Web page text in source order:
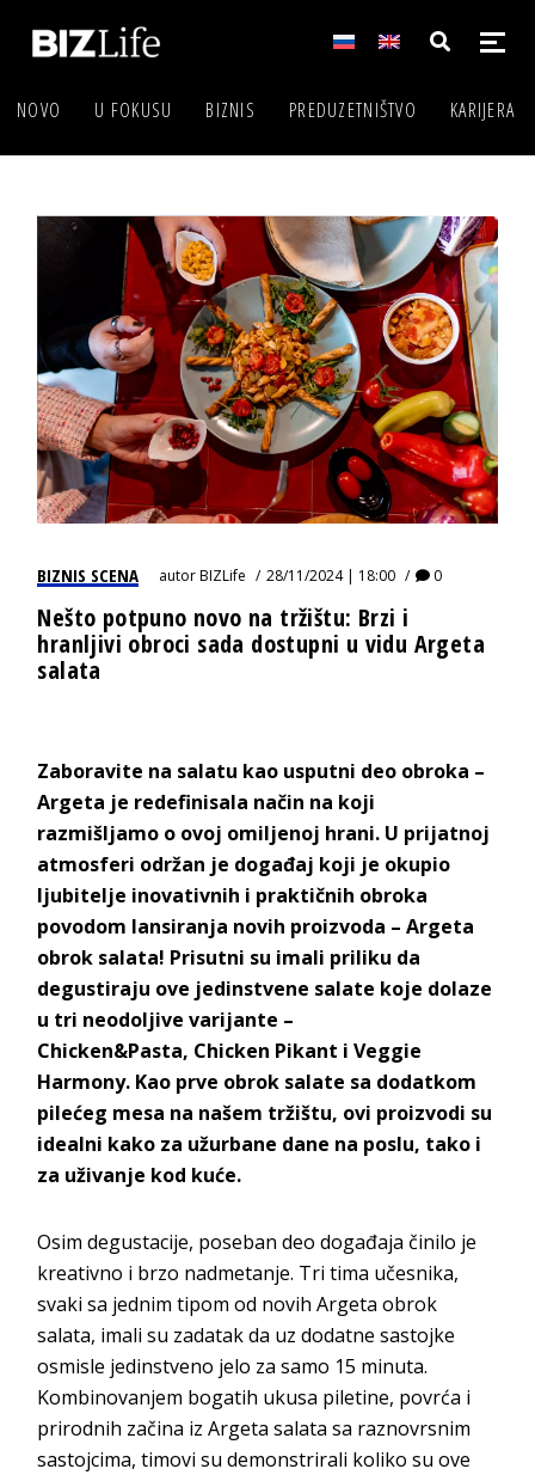
NOVO U FOKUSU BIZNIS PREDUZETNIŠTVO KARIJERA
BIZNIS SCENA autorBIZLife 28/11/2024 | 18:00 0
Nešto potpuno novo na tržištu: Brzi i
hranljivi obroci sada dostupni u vidu Argeta
salata
Zaboravite na salatu kao usputni deo obroka –
Argeta je redefinisala način na koji
razmišljamo o ovoj omiljenoj hrani. U prijatnoj
atmosferi održan je događaj koji je okupio
ljubitelje inovativnih i praktičnih obroka
povodom lansiranja novih proizvoda – Argeta
obrok salata! Prisutni su imali priliku da
degustiraju ove jedinstvene salate koje dolaze
u tri neodoljive varijante –
Chicken&Pasta, Chicken Pikant i Veggie
Harmony. Kao prve obrok salate sa dodatkom
pilećeg mesa na našem tržištu, ovi proizvodi su
idealni kako za užurbane dane na poslu, tako i
za uživanje kod kuće.
Osim degustacije, poseban deo događaja činilo je
kreativno i brzo nadmetanje. Tri tima učesnika,
svaki sa jednim tipom od novih Argeta obrok
salata, imali su zadatak da uz dodatne sastojke
osmisle jedinstveno jelo za samo 15 minuta.
Kombinovanjem bogatih ukusa piletine, povrća i
prirodnih začina iz Argeta salata sa raznovrsnim
sastojcima, timovi su demonstrirali koliko su ove